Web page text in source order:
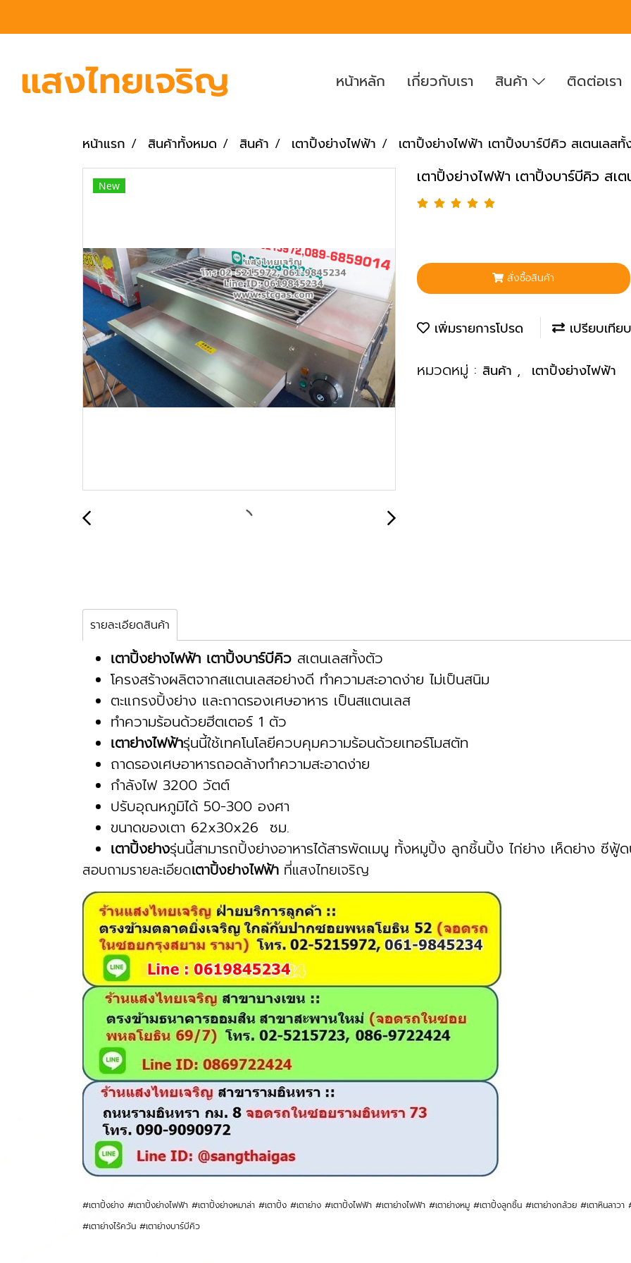
หน้าหลัก เกี่ยวกับเรา สินค้า ติดต่อเรา
หน้าแรก สินค้าทั้งหมด สินค้า เตาปิ้งย่างไฟฟ้า เตาปิ้งย่างไฟฟ้า เตาปิ้งบาร์บีคิว สเตนเลส
New เตาปิ้งย่างไฟฟ้า เตาปิ้งบาร์บีคิว สเ
สั่งซื้อสินค้า
เพิ่มรายการโปรด เปรียบเทียบ
หมวดหมู่ : สินค้า , เตาปิ้งย่างไฟฟ้า
รายละเอียดสินค้า
เตาปิ้งย่างไฟฟ้า เตาปิ้งบาร์บีคิว สเตนเลสทั้งตัว
โครงสร้างผลิตจากสแตนเลสอย่างดี ทำความสะอาดง่าย ไม่เป็นสนิม
ตะแกรงปิ้งย่าง และถาดรองเศษอาหาร เป็นสแตนเลส
ทำความร้อนด้วยฮีตเตอร์ 1 ตัว
เตาย่างไฟฟ้ารุ่นนี้ใช้เทคโนโลยีควบคุมความร้อนด้วยเทอร์โมสตัท
ถาดรองเศษอาหารถอดล้างทำความสะอาดง่าย
กำลังไฟ 3200 วัตต์
ปรับอุณหภูมิได้ 50-300 องศา
ขนาดของเตา 62x30x26 ซม.
เตาปิ้งย่างรุ่นนี้สามารถปิ้งย่างอาหารได้สารพัดเมนู ทั้งหมูปิ้ง ลูกชิ้นปิ้ง ไก่ย่าง เห็ดย่าง ซีฟู้
สอบถามรายละเอียดเตาปิ้งย่างไฟฟ้า ที่แสงไทยเจริญ
#เตาปิ้งย่าง #เตาปิ้งย่างไฟฟ้า #เตาปิ้งย่างหมาล่า #เตาปิ้ง #เตาย่าง #เตาปิ้งไฟฟ้า #เตาย่างไฟฟ้า #เตาย่างหมู #เตาปิ้งลูกชิ้น #เตาย่างกล้วย #เตาหินลาว
#เตาย่างไร้ควัน #เตาย่างบาร์บีคิว